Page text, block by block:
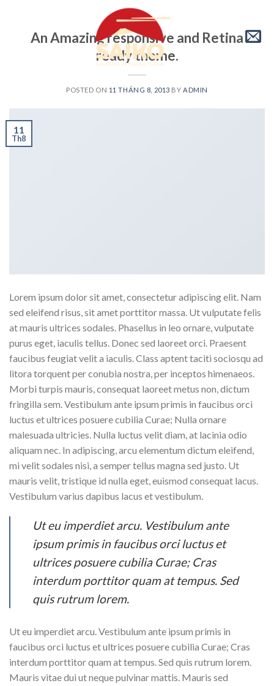
content
STYLE
An Amazing responsive and Retina
ready theme.
POSTED ON 11 THÁNG 8, 2013 BY ADMIN
11
Th8
Lorem ipsum dolor sit amet, consectetur adipiscing elit. Nam
sed eleifend risus, sit amet porttitor massa. Ut vulputate felis
at mauris ultrices sodales. Phasellus in leo ornare, vulputate
purus eget, iaculis tellus. Donec sed laoreet orci. Praesent
faucibus feugiat velit a iaculis. Class aptent taciti sociosqu ad
litora torquent per conubia nostra, per inceptos himenaeos.
Morbi turpis mauris, consequat laoreet metus non, dictum
fringilla sem. Vestibulum ante ipsum primis in faucibus orci
luctus et ultrices posuere cubilia Curae; Nulla ornare
malesuada ultricies. Nulla luctus velit diam, at lacinia odio
aliquam nec. In adipiscing, arcu elementum dictum eleifend,
mi velit sodales nisi, a semper tellus magna sed justo. Ut
mauris velit, tristique id nulla eget, euismod consequat lacus.
Vestibulum varius dapibus lacus et vestibulum.
Ut eu imperdiet arcu. Vestibulum ante
ipsum primis in faucibus orci luctus et
ultrices posuere cubilia Curae; Cras
interdum porttitor quam at tempus. Sed
quis rutrum lorem.
Ut eu imperdiet arcu. Vestibulum ante ipsum primis in
faucibus orci luctus et ultrices posuere cubilia Curae; Cras
interdum porttitor quam at tempus. Sed quis rutrum lorem.
Mauris vitae dui ut neque pulvinar mattis. Mauris sed